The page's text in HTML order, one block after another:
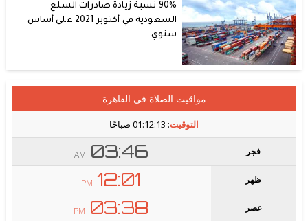
90% نسبة زيادة صادرات السلع
السعودية في أكتوبر 2021 على أساس
سنوي